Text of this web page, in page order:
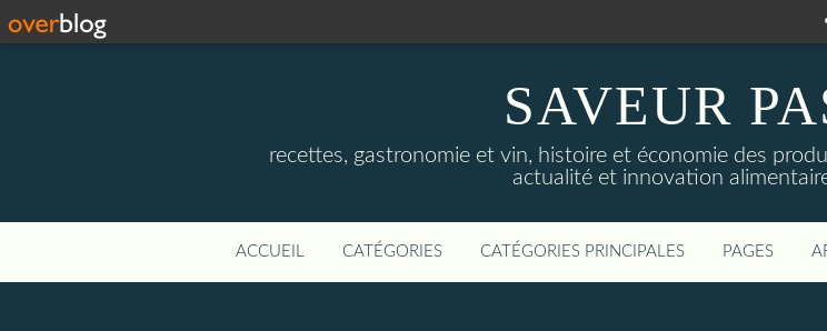
SAVEUR
recettes, gastronomie et vin, histoire et économie des
actualité et innovation
ACCUEIL CATÉGORIES CATÉGORIES PRINCIPALES PAGES